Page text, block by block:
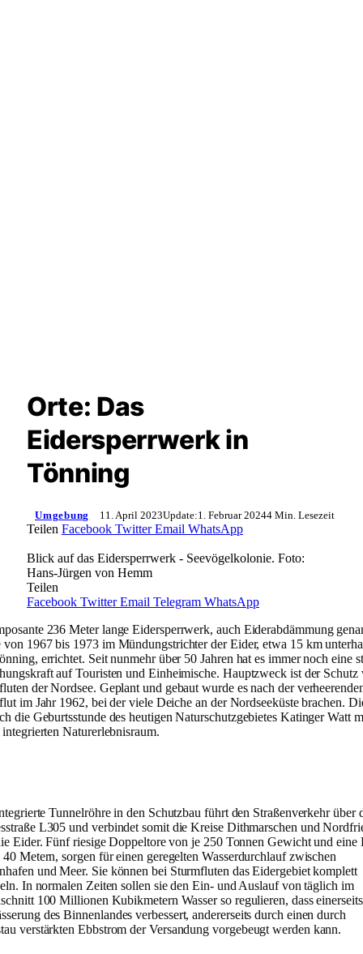
Orte: Das
Eidersperrwerk in
Tönning
Umgebung 11. April 2023Update:1. Februar 20244 Min. Lesezeit
Teilen Facebook Twitter Email WhatsApp
Blick auf das Eidersperrwerk - Seevögelkolonie. Foto:
Hans-Jürgen von Hemm
Teilen
Facebook Twitter Email Telegram WhatsApp
236 Meter lange Eidersperrwerk, auch Eiderabdämmung
von 1967 bis 1973 im Mündungstrichter der Eider, etwa 15 km
errichtet. Seit nunmehr über 50 Jahren hat es immer noch eine
auf Touristen und Einheimische. Hauptzweck ist der Schutz
der Nordsee. Geplant und gebaut wurde es nach der
im Jahr 1962, bei der viele Deiche an der Nordseeküste brachen.
die Geburtsstunde des heutigen Naturschutzgebietes Katinger Watt
integrierten Naturerlebnisraum.
Tunnelröhre in den Schutzbau führt den Straßenverkehr über
L305 und verbindet somit die Kreise Dithmarschen und
Eider. Fünf riesige Doppeltore von je 250 Tonnen Gewicht und eine
Metern, sorgen für einen geregelten Wasserdurchlauf zwischen
und Meer. Sie können bei Sturmfluten das Eidergebiet komplett
In normalen Zeiten sollen sie den Ein- und Auslauf von täglich im
100 Millionen Kubikmetern Wasser so regulieren, dass
des Binnenlandes verbessert, andererseits durch einen durch
verstärkten Ebbstrom der Versandung vorgebeugt werden kann.